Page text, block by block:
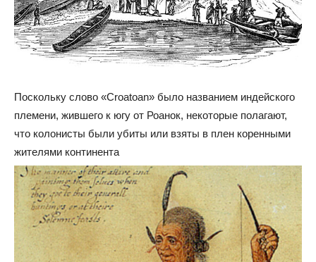
Поскольку слово «Croatoan» было названием индейского
племени, жившего к югу от Роанок, некоторые полагают,
что колонисты были убиты или взяты в плен коренными
жителями континента